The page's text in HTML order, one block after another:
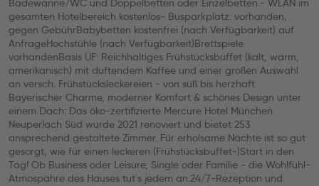
Badewanne/WC und Doppelbetten oder Einzelbetten.- WLAN im
gesamten Hotelbereich kostenlos- Busparkplatz: vorhanden,
gegen GebührBabybetten kostenfrei (nach Verfügbarkeit) auf
AnfrageHochstühle (nach Verfügbarkeit)Brettspiele
vorhandenBasis ÜF: Reichhaltiges Frühstücksbuffet (kalt, warm,
amerikanisch) mit duftendem Kaffee und einer großen Auswahl
an versch. Frühstücksleckereien - von süß bis herzhaft.
Bayerischer Charme, moderner Komfort & schönes Design unter
einem Dach: Das öko-zertifizierte Mercure Hotel München
Neuperlach Süd wurde 2021 renoviert und bietet 253
ansprechend gestaltete Zimmer. Für erholsame Nächte ist so gut
gesorgt, wie für einen leckeren (Frühstücksbuffet-)Start in den
Tag! Ob Business oder Leisure, Single oder Familie - die Wohlfühl-
Atmospähre des Hauses tut´s jedem an.24/7-Rezeption und